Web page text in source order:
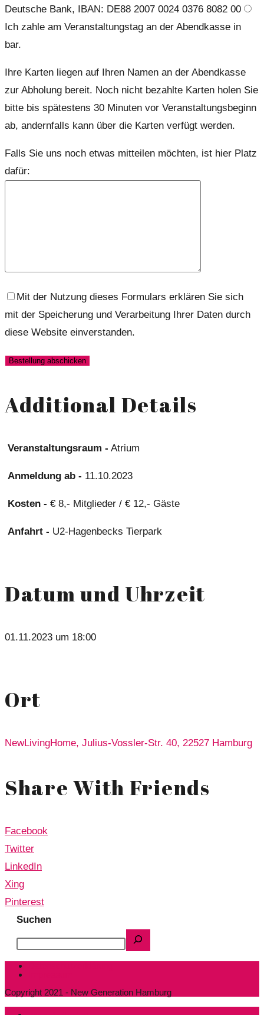
Deutsche Bank, IBAN: DE88 2007 0024 0376 8082 00
Ich zahle am Veranstaltungstag an der Abendkasse in
bar.
Ihre Karten liegen auf Ihren Namen an der Abendkasse
zur Abholung bereit. Noch nicht bezahlte Karten holen Sie
bitte bis spätestens 30 Minuten vor Veranstaltungsbeginn
ab, andernfalls kann über die Karten verfügt werden.
Falls Sie uns noch etwas mitteilen möchten, ist hier Platz
dafür:
Mit der Nutzung dieses Formulars erklären Sie sich
mit der Speicherung und Verarbeitung Ihrer Daten durch
diese Website einverstanden.
Additional Details
Veranstaltungsraum - Atrium
Anmeldung ab - 11.10.2023
Kosten - € 8,- Mitglieder / € 12,- Gäste
Anfahrt - U2-Hagenbecks Tierpark
Datum und Uhrzeit
01.11.2023 um 18:00
Ort
NewLivingHome, Julius-Vossler-Str. 40, 22527 Hamburg
Share With Friends
Facebook
Twitter
LinkedIn
Xing
Pinterest
Suchen
Copyright 2021 - New Generation Hamburg